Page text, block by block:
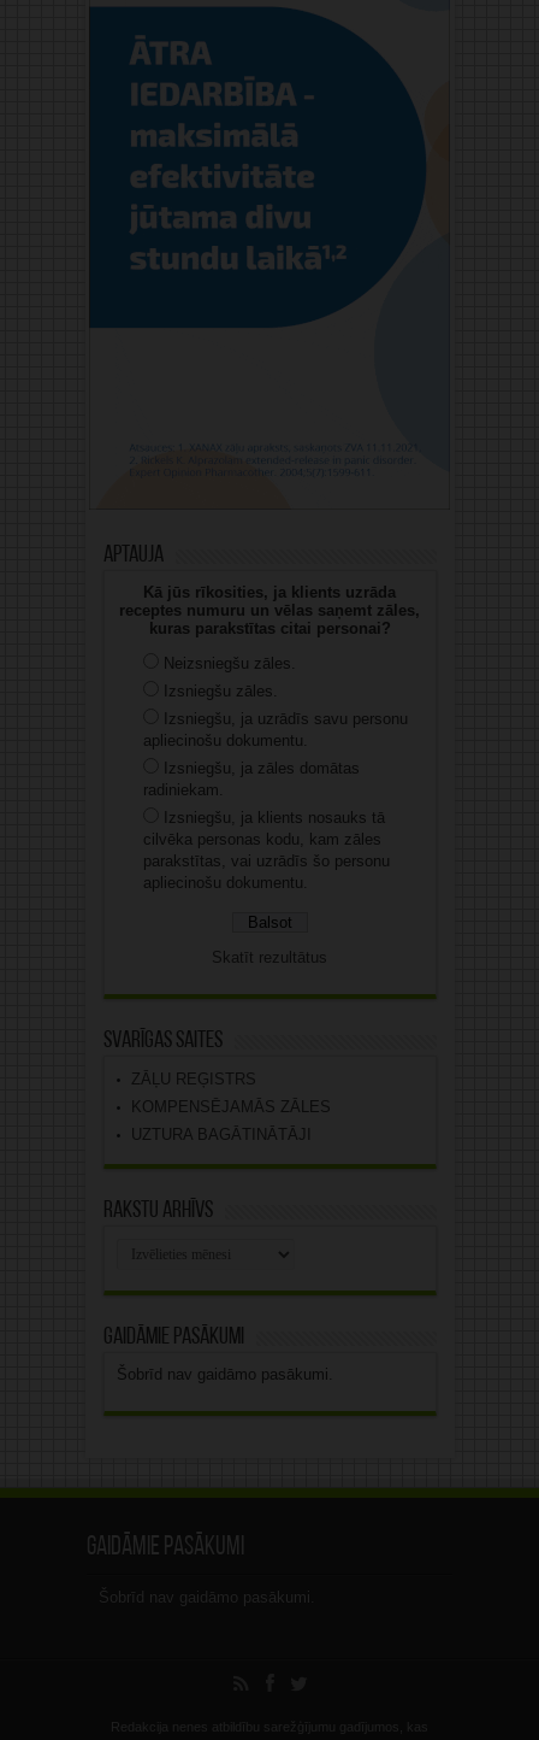
Aptauja
Kā jūs rīkosities, ja klients uzrāda
receptes numuru un vēlas saņemt zāles,
kuras parakstītas citai personai?
Neizsniegšu zāles.
Izsniegšu zāles.
Izsniegšu, ja uzrādīs savu personu
apliecinošu dokumentu.
Izsniegšu, ja zāles domātas
radiniekam.
Izsniegšu, ja klients nosauks tā
cilvēka personas kodu, kam zāles
parakstītas, vai uzrādīs šo personu
apliecinošu dokumentu.
Skatīt rezultātus
Svarīgas saites
ZĀĻU REĢISTRS
KOMPENSĒJAMĀS ZĀLES
UZTURA BAGĀTINĀTĀJI
Rakstu arhīvs
Gaidāmie pasākumi
Šobrīd nav gaidāmo pasākumi.
Gaidāmie pasākumi
Šobrīd nav gaidāmo pasākumi.
Redakcija nenes atbildību sarežģījumu gadījumos, kas